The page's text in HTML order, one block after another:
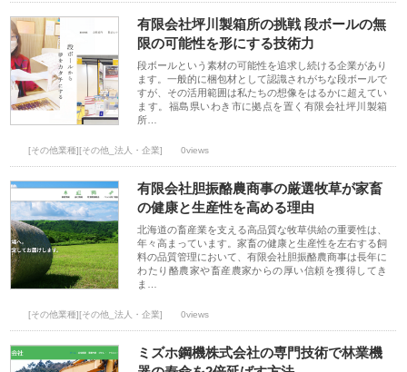
有限会社坪川製箱所の挑戦 段ボールの無
限の可能性を形にする技術力
段ボールという素材の可能性を追求し続ける企業があり
ます。一般的に梱包材として認識されがちな段ボールで
すが、その活用範囲は私たちの想像をはるかに超えてい
ます。福島県いわき市に拠点を置く有限会社坪川製箱
所…
[その他業種][その他_法人・企業] 0views
有限会社胆振酪農商事の厳選牧草が家畜
の健康と生産性を高める理由
北海道の畜産業を支える高品質な牧草供給の重要性は、
年々高まっています。家畜の健康と生産性を左右する飼
料の品質管理において、有限会社胆振酪農商事は長年に
わたり酪農家や畜産農家からの厚い信頼を獲得してき
ま…
[その他業種][その他_法人・企業] 0views
ミズホ鋼機株式会社の専門技術で林業機